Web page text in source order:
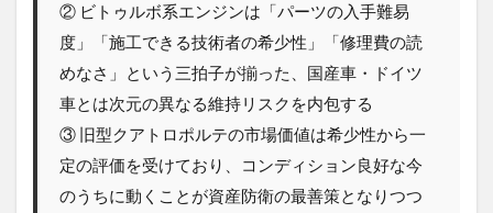
② ビトゥルボ系エンジンは「パーツの入手難易
度」「施工できる技術者の希少性」「修理費の読
めなさ」という三拍子が揃った、国産車・ドイツ
車とは次元の異なる維持リスクを内包する
③ 旧型クアトロポルテの市場価値は希少性から一
定の評価を受けており、コンディション良好な今
のうちに動くことが資産防衛の最善策となりつつ